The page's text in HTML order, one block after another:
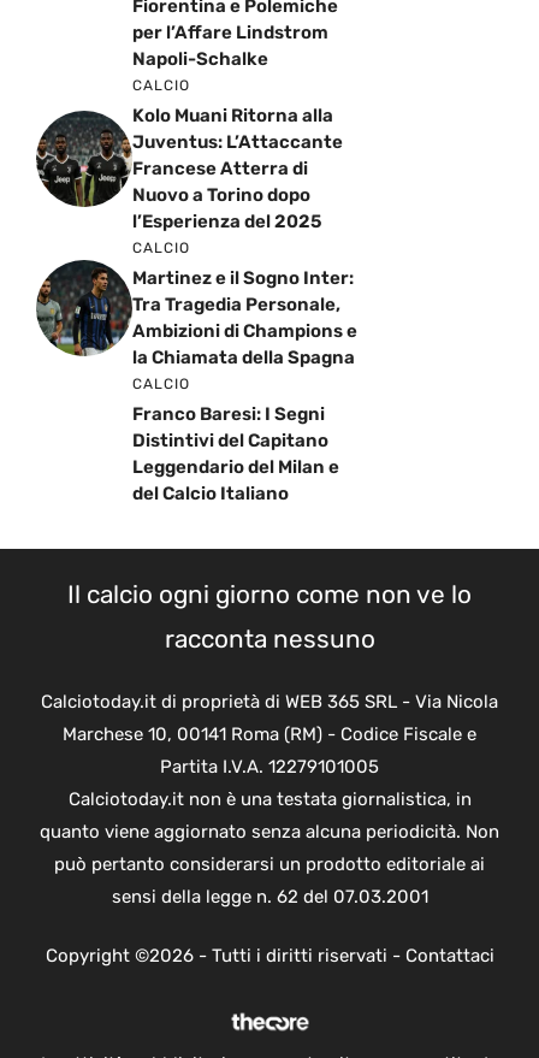
Fiorentina e Polemiche
per l’Affare Lindstrom
Napoli-Schalke
CALCIO
Kolo Muani Ritorna alla
Juventus: L’Attaccante
Francese Atterra di
Nuovo a Torino dopo
l’Esperienza del 2025
CALCIO
Martinez e il Sogno Inter:
Tra Tragedia Personale,
Ambizioni di Champions e
la Chiamata della Spagna
CALCIO
Franco Baresi: I Segni
Distintivi del Capitano
Leggendario del Milan e
del Calcio Italiano
Il calcio ogni giorno come non ve lo
racconta nessuno
Calciotoday.it di proprietà di WEB 365 SRL - Via Nicola
Marchese 10, 00141 Roma (RM) - Codice Fiscale e
Partita I.V.A. 12279101005
Calciotoday.it non è una testata giornalistica, in
quanto viene aggiornato senza alcuna periodicità. Non
può pertanto considerarsi un prodotto editoriale ai
sensi della legge n. 62 del 07.03.2001
Copyright ©2026 - Tutti i diritti riservati - Contattaci